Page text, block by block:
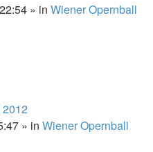
» in Wiener Opernball
» in Wiener Opernball